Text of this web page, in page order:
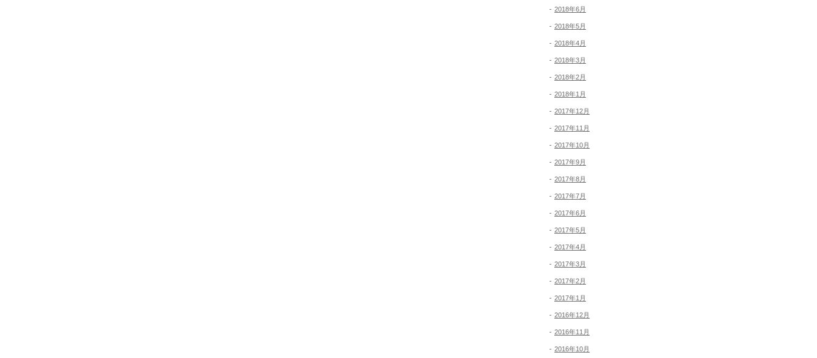
2018年6月
2018年5月
2018年4月
2018年3月
2018年2月
2018年1月
2017年12月
2017年11月
2017年10月
2017年9月
2017年8月
2017年7月
2017年6月
2017年5月
2017年4月
2017年3月
2017年2月
2017年1月
2016年12月
2016年11月
2016年10月